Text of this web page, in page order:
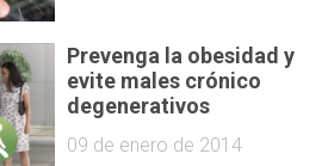
Prevenga la obesidad y
evite males crónico
degenerativos
09 de enero de 2014